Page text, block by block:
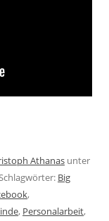
Athanas unter
Big
,
, Personalarbeit,